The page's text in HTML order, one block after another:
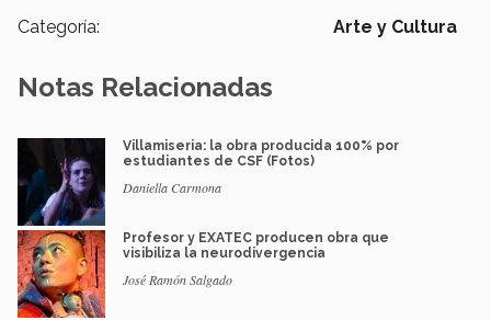
Categoría: Arte y Cultura
Notas Relacionadas
Villamiseria: la obra producida 100% por
estudiantes de CSF (Fotos)
Daniella Carmona
Profesor y EXATEC producen obra que
visibiliza la neurodivergencia
José Ramón Salgado